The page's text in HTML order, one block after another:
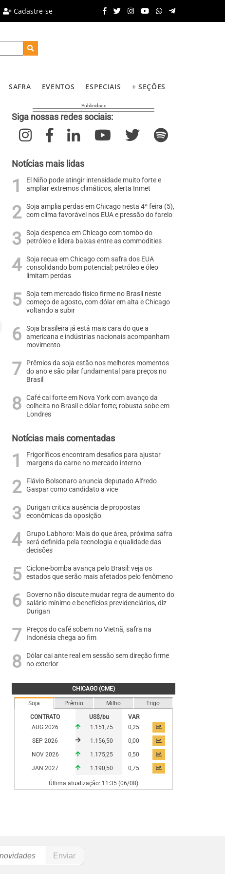
Cadastre-se
SAFRA EVENTOS ESPECIAIS + SEÇÕES
Siga nossas redes sociais:
Notícias mais lidas
El Niño pode atingir intensidade muito forte e
ampliar extremos climáticos, alerta Inmet
Soja amplia perdas em Chicago nesta 4ª feira (5),
com clima favorável nos EUA e pressão do farelo
Soja despenca em Chicago com tombo do
petróleo e lidera baixas entre as commodities
Soja recua em Chicago com safra dos EUA
consolidando bom potencial; petróleo e óleo
limitam perdas
Soja tem mercado físico firme no Brasil neste
começo de agosto, com dólar em alta e Chicago
voltando a subir
Soja brasileira já está mais cara do que a
americana e indústrias nacionais acompanham
movimento
Prêmios da soja estão nos melhores momentos
do ano e são pilar fundamental para preços no
Brasil
Café cai forte em Nova York com avanço da
colheita no Brasil e dólar forte; robusta sobe em
Londres
Notícias mais comentadas
Frigoríficos encontram desafios para ajustar
margens da carne no mercado interno
Flávio Bolsonaro anuncia deputado Alfredo
Gaspar como candidato a vice
Durigan critica ausência de propostas
econômicas da oposição
Grupo Labhoro: Mais do que área, próxima safra
será definida pela tecnologia e qualidade das
decisões
Ciclone-bomba avança pelo Brasil: veja os
estados que serão mais afetados pelo fenômeno
Governo não discute mudar regra de aumento do
salário mínimo e benefícios previdenciários, diz
Durigan
Preços do café sobem no Vietnã, safra na
Indonésia chega ao fim
Dólar cai ante real em sessão sem direção firme
no exterior
CHICAGO (CME)
Soja Prêmio Milho
Trigo
CONTRATO
US$/bu
VAR
AUG 2026
1.151,75
0,25
SEP 2026
1.156,50
0,00
NOV 2026
1.175,25
0,50
JAN 2027
1.190,50 0,75
Última atualização: 11:35 (06/08)